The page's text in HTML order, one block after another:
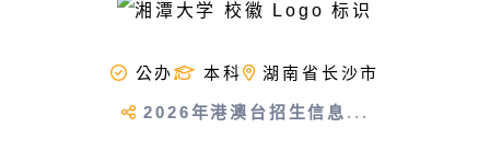
公办 本科 湖南省长沙市
2026年港澳台招生信息 ...